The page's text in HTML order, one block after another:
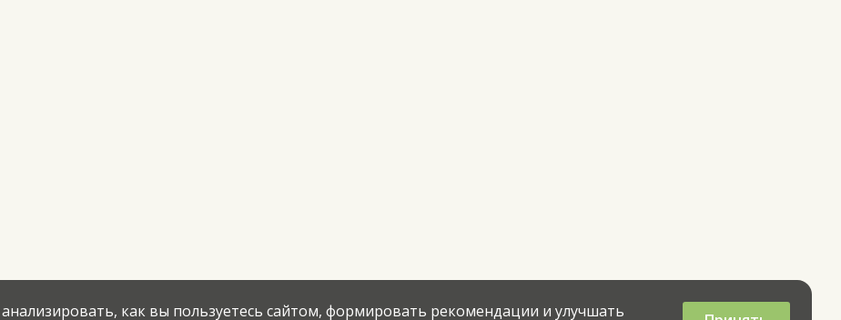
как вы пользуетесь сайтом, формировать рекомендации и улучшать